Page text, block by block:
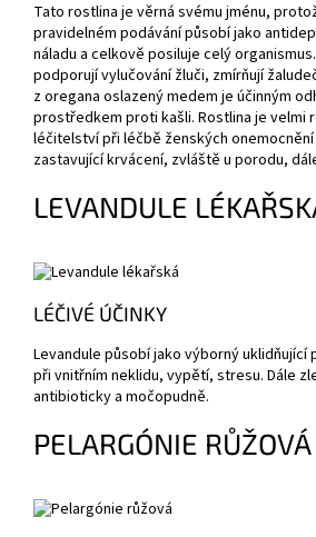
Tato rostlina je věrná svému jménu,
pravidelném podávání působí jako
náladu a celkově posiluje celý
podporují vylučování žluči, zmírňují
z oregana oslazený medem je účinným
prostředkem proti kašli. Rostlina je velmi
léčitelství při léčbě ženských
zastavující krvácení, zvláště u porodu,
LEVANDULE
LÉČIVÉ ÚČINKY
Levandule působí jako výborný
při vnitřním neklidu, vypětí, stresu. Dále
antibioticky a močopudně.
PELARGÓNIE RŮŽOVÁ